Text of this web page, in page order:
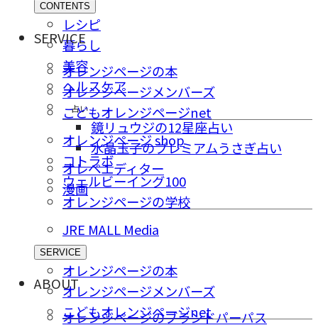
CONTENTS
レシピ
暮らし
美容
ヘルスケア
占い
鏡リュウジの12星座占い
水晶玉子のプレミアムうさぎ占い
オレペエディター
漫画
SERVICE
オレンジページの本
オレンジページメンバーズ
こどもオレンジページnet
オレンジページ shop
コトラボ
ウェルビーイング100
オレンジページの学校
JRE MALL Media
SERVICE
オレンジページの本
オレンジページメンバーズ
こどもオレンジページnet
ABOUT
オレンジページのブランドパーパス